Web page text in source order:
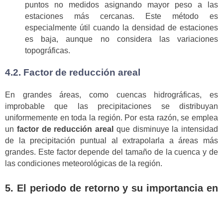
puntos no medidos asignando mayor peso a las
estaciones más cercanas. Este método es
especialmente útil cuando la densidad de estaciones
es baja, aunque no considera las variaciones
topográficas.
4.2. Factor de reducción areal
En grandes áreas, como cuencas hidrográficas, es
improbable que las precipitaciones se distribuyan
uniformemente en toda la región. Por esta razón, se emplea
un factor de reducción areal que disminuye la intensidad
de la precipitación puntual al extrapolarla a áreas más
grandes. Este factor depende del tamaño de la cuenca y de
las condiciones meteorológicas de la región.
5. El periodo de retorno y su importancia en